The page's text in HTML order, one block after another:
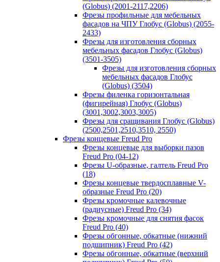
(Globus) (2001-2117,2206)
Фрезы профильные для мебельных
фасадов на ЧПУ Глобус (Globus) (2055-
2433)
Фрезы для изготовления сборных
мебельных фасадов Глобус (Globus)
(3501-3505)
Фрезы для изготовления сборных
мебельных фасадов Глобус
(Globus) (3504)
Фрезы филенка горизонтальная
(фигирейная) Глобус (Globus)
(3001,3002,3003,3005)
Фрезы для сращивания Глобус (Globus)
(2500,2501,2510,3510, 2550)
Фрезы концевые Freud Pro
Фрезы концевые для выборки пазов
Freud Pro (04-12)
Фрезы U-образные, галтель Freud Pro
(18)
Фрезы концевые твердосплавные V-
образные Freud Pro (20)
Фрезы кромочные калевочные
(радиусные) Freud Pro (34)
Фрезы кромочные для снятия фасок
Freud Pro (40)
Фрезы обгонные, обкатные (нижний
подшипник) Freud Pro (42)
Фрезы обгонные, обкатные (верхний